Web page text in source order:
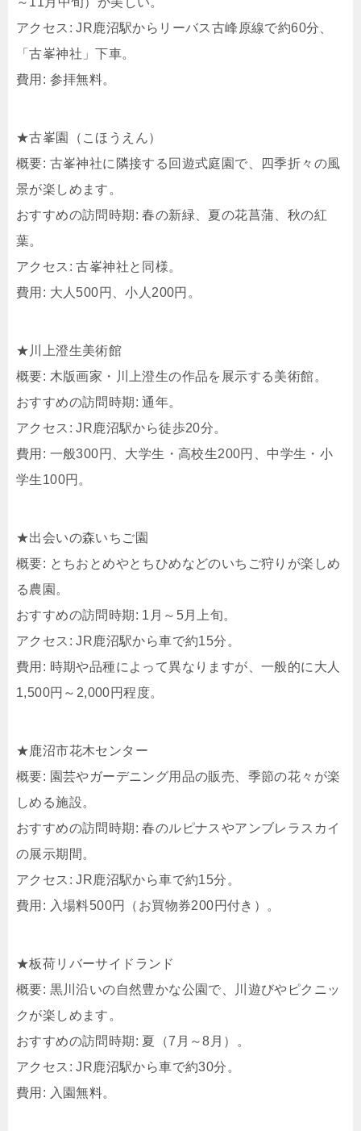
アクセス: JR鹿沼駅からリーバス古峰原線で約60分、
「古峯神社」下車。
費用: 参拝無料。
★古峯園（こほうえん）
概要: 古峯神社に隣接する回遊式庭園で、四季折々の風
景が楽しめます。
おすすめの訪問時期: 春の新緑、夏の花菖蒲、秋の紅
葉。
アクセス: 古峯神社と同様。
費用: 大人500円、小人200円。
★川上澄生美術館
概要: 木版画家・川上澄生の作品を展示する美術館。
おすすめの訪問時期: 通年。
アクセス: JR鹿沼駅から徒歩20分。
費用: 一般300円、大学生・高校生200円、中学生・小
学生100円。
★出会いの森いちご園
概要: とちおとめやとちひめなどのいちご狩りが楽しめ
る農園。
おすすめの訪問時期: 1月～5月上旬。
アクセス: JR鹿沼駅から車で約15分。
費用: 時期や品種によって異なりますが、一般的に大人
1,500円～2,000円程度。
★鹿沼市花木センター
概要: 園芸やガーデニング用品の販売、季節の花々が楽
しめる施設。
おすすめの訪問時期: 春のルピナスやアンブレラスカイ
の展示期間。
アクセス: JR鹿沼駅から車で約15分。
費用: 入場料500円（お買物券200円付き）。
★板荷リバーサイドランド
概要: 黒川沿いの自然豊かな公園で、川遊びやピクニッ
クが楽しめます。
おすすめの訪問時期: 夏（7月～8月）。
アクセス: JR鹿沼駅から車で約30分。
費用: 入園無料。